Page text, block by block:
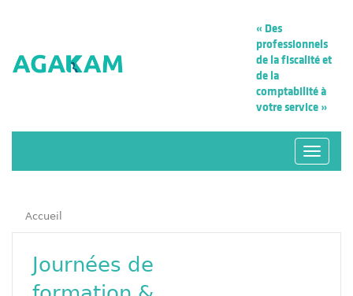
« Des
professionnels
de la fiscalitéet
de la
comptabilité à
votre service »
Accueil
Journées de